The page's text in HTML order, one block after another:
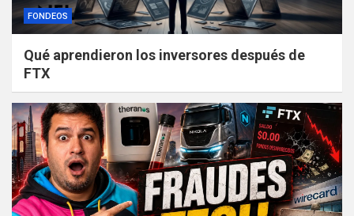
FONDEOS
Qué aprendieron los inversores después de
FTX